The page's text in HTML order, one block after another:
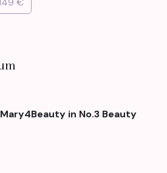
in No.3 Beauty